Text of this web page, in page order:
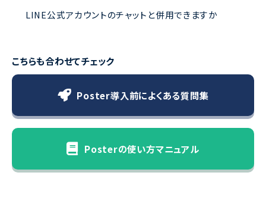
LINE公式アカウントのチャットと併用できますか
こちらも合わせてチェック
Poster導入前によくある質問集
Posterの使い方マニュアル